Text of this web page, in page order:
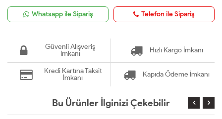
Whatsapp ile Sipariş Telefon ile Sipariş
Güvenli Alışveriş
İmkanı
Hızlı Kargo İmkanı
Kredi Kartına Taksit
İmkanı
Kapıda Ödeme İmkanı
Bu Ürünler İlginizi Çekebilir